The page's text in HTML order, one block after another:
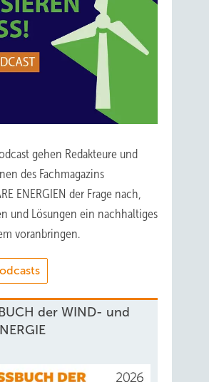
gehen Redakteure und
des Fachmagazins
ENERGIEN der Frage nach,
und Lösungen ein nachhaltiges
voranbringen.
der WIND- und